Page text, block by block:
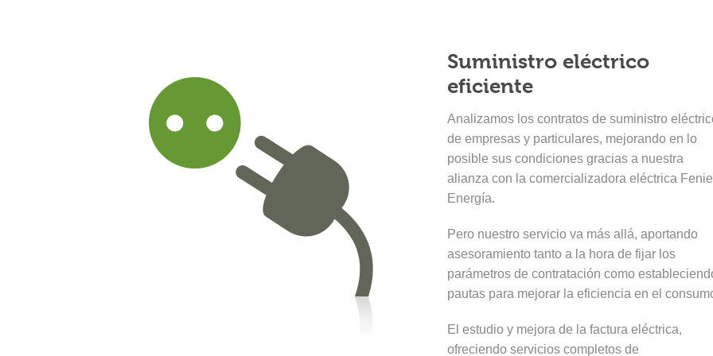
Suministro eléctrico
eficiente
Analizamos los contratos de suministro
de empresas y particulares, mejorando en lo
posible sus condiciones gracias a nuestra
alianza con la comercializadora eléctrica Fenie
Energía.
Pero nuestro servicio va más allá, aportando
asesoramiento tanto a la hora de fijar los
parámetros de contratación como
pautas para mejorar la eficiencia en el
El estudio y mejora de la factura eléctrica,
ofreciendo servicios completos de